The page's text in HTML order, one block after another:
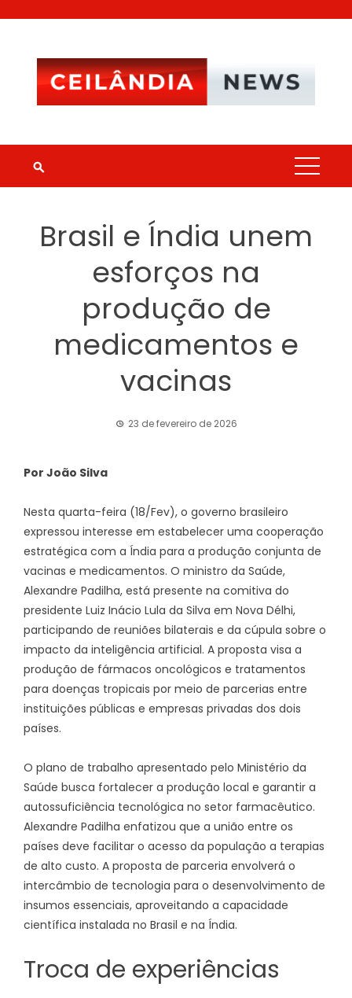
Brasil e Índia unem
esforços na
produção de
medicamentos e
vacinas
23 de fevereiro de 2026
Por João Silva
Nesta quarta-feira (18/Fev), o governo brasileiro
expressou interesse em estabelecer uma cooperação
estratégica com a Índia para a produção conjunta de
vacinas e medicamentos. O ministro da Saúde,
Alexandre Padilha, está presente na comitiva do
presidente Luiz Inácio Lula da Silva em Nova Délhi,
participando de reuniões bilaterais e da cúpula sobre o
impacto da inteligência artificial. A proposta visa a
produção de fármacos oncológicos e tratamentos
para doenças tropicais por meio de parcerias entre
instituições públicas e empresas privadas dos dois
países.
O plano de trabalho apresentado pelo Ministério da
Saúde busca fortalecer a produção local e garantir a
autossuficiência tecnológica no setor farmacêutico.
Alexandre Padilha enfatizou que a união entre os
países deve facilitar o acesso da população a terapias
de alto custo. A proposta de parceria envolverá o
intercâmbio de tecnologia para o desenvolvimento de
insumos essenciais, aproveitando a capacidade
científica instalada no Brasil e na Índia.
Troca de experiências